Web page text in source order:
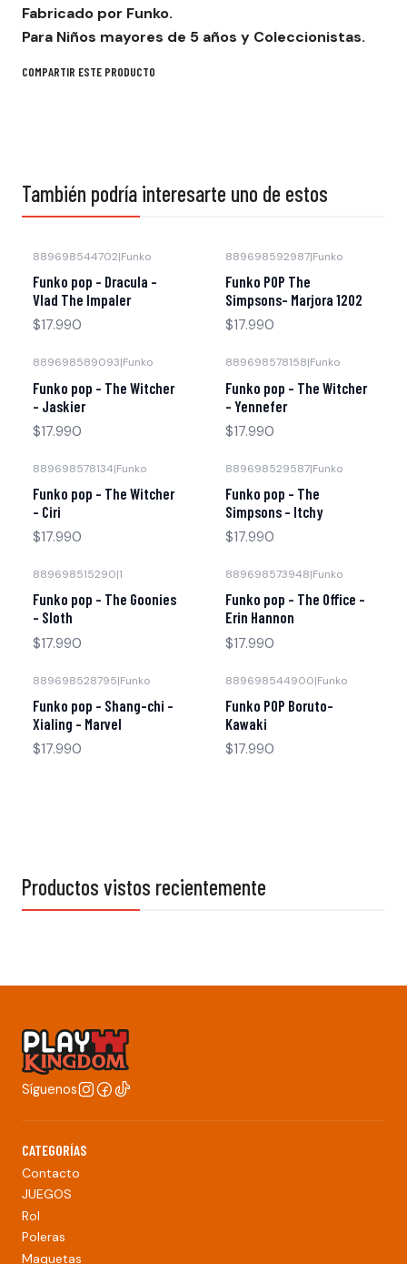
Fabricado por Funko.
Para Niños mayores de 5 años y Coleccionistas.
COMPARTIR ESTE PRODUCTO
También podría interesarte uno de estos
889698544702|Funko
Funko pop - Dracula -
Vlad The Impaler
$17.990
889698592987|Funko
Funko POP The
Simpsons- Marjora 1202
$17.990
889698589093|Funko
Funko pop - The Witcher
- Jaskier
$17.990
889698578158|Funko
Funko pop - The Witcher
- Yennefer
$17.990
889698578134|Funko
Funko pop - The Witcher
- Ciri
$17.990
889698529587|Funko
Funko pop - The
Simpsons - Itchy
$17.990
889698515290|1
Funko pop - The Goonies
- Sloth
$17.990
889698573948|Funko
Funko pop - The Office -
Erin Hannon
$17.990
889698528795|Funko
Funko pop - Shang-chi -
Xialing - Marvel
$17.990
889698544900|Funko
Funko POP Boruto-
Kawaki
$17.990
Productos vistos recientemente
Síguenos
CATEGORÍAS
Contacto
JUEGOS
Rol
Poleras
Maquetas